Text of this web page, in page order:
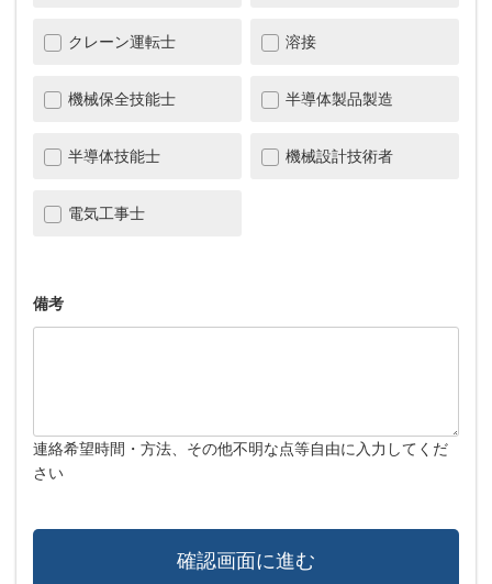
クレーン運転士 溶接
機械保全技能士 半導体製品製造
半導体技能士 機械設計技術者
電気工事士
備考
連絡希望時間・方法、その他不明な点等自由に入力してくだ
さい